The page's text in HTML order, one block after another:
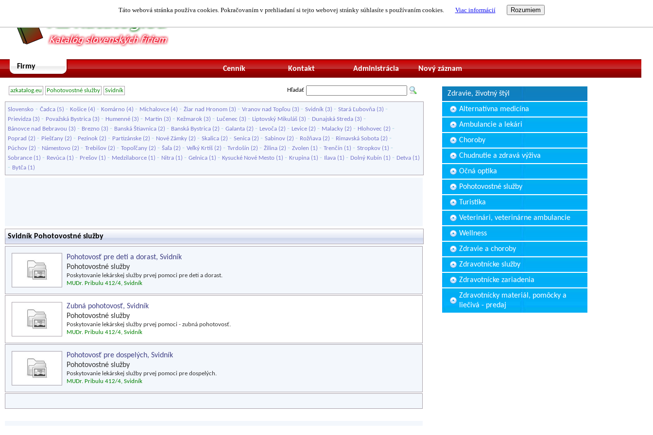
Táto webová stránka používa cookies. Pokračovaním v prehliadaní si tejto webovej stránky súhlasíte s používaním cookies. Viac informácií
Firmy Nový záznam
Administrácia
Kontakt
Cenník
azkatalog.eu Pohotovostné služby Svidník Hľadať
Slovensko - Čadca (5) - Košice (4) - Komárno (4) - Michalovce (4) - Žiar nad Hronom (3) - Vranov nad Topľou (3) - Svidník (3) - Stará Ľubovňa (3) -
Prievidza (3) - Považská Bystrica (3) - Humenné (3) - Martin (3) - Kežmarok (3) - Lučenec (3) - Liptovský Mikuláš (3) - Dunajská Streda (3) -
Bánovce nad Bebravou (3) - Brezno (3) - Banská Štiavnica (2) - Banská Bystrica (2) - Galanta (2) - Levoča (2) - Levice (2) - Malacky (2) - Hlohovec (2) -
Poprad (2) - Piešťany (2) - Pezinok (2) - Partizánske (2) - Nové Zámky (2) - Skalica (2) - Senica (2) - Sabinov (2) - Rožňava (2) - Rimavská Sobota (2) -
Púchov (2) - Námestovo (2) - Trebišov (2) - Topoľčany (2) - Šaľa (2) - Veľký Krtíš (2) - Tvrdošín (2) - Žilina (2) - Zvolen (1) - Trenčín (1) - Stropkov (1) -
Sobrance (1) - Revúca (1) - Prešov (1) - Medzilaborce (1) - Nitra (1) - Gelnica (1) - Kysucké Nové Mesto (1) - Krupina (1) - Ilava (1) - Dolný Kubín (1) - Detva (1)
- Bytča (1)
Svidník Pohotovostné služby
Pohotovosť pre deti a dorast, Svidník
Pohotovostné služby
Poskytovanie lekárskej služby prvej pomoci pre deti a dorast.
MUDr. Pribulu 412/4, Svidník
Zubná pohotovosť, Svidník
Pohotovostné služby
Poskytovanie lekárskej služby prvej pomoci - zubná pohotovosť.
MUDr. Pribulu 412/4, Svidník
Pohotovosť pre dospelých, Svidník
Pohotovostné služby
Poskytovanie lekárskej služby prvej pomoci pre dospelých.
MUDr. Pribulu 412/4, Svidník
Zdravie, životný štýl
Alternatívna medicína
Ambulancie a lekári
Choroby
Chudnutie a zdravá výživa
Očná optika
Pohotovostné služby
Turistika
Veterinári, veterinárne ambulancie
Wellness
Zdravie a choroby
Zdravotnícke služby
Zdravotnícke zariadenia
Zdravotnícky materiál, pomôcky a
liečivá - predaj